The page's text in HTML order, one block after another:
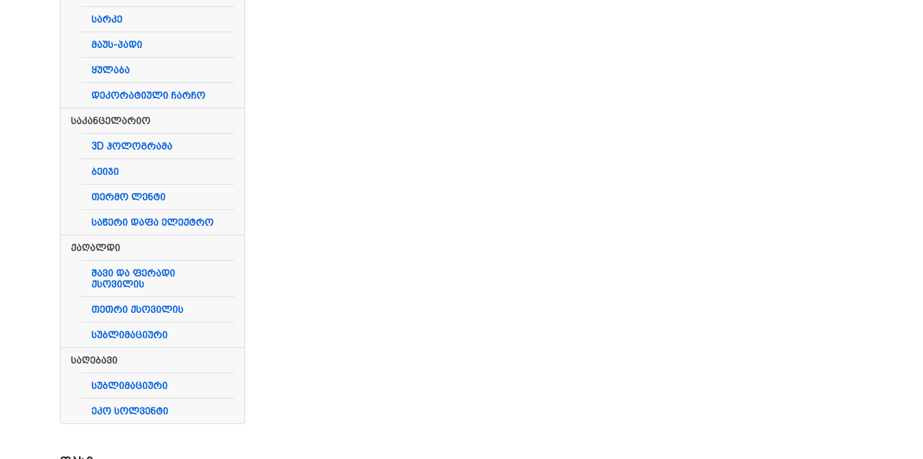
სარკე
მაუს-პადი
ყულაბა
დეკორატიული ჩარჩო
საკანცელარიო
3D ჰოლოგრამა
ბეიჯი
თერმო ლენტი
საწერი დაფა ელექტრო
ქაღალდი
შავი და ფერადი
ქსოვილის
თეთრი ქსოვილის
სუბლიმაციური
საღებავი
სუბლიმაციური
ეკო სოლვენტი